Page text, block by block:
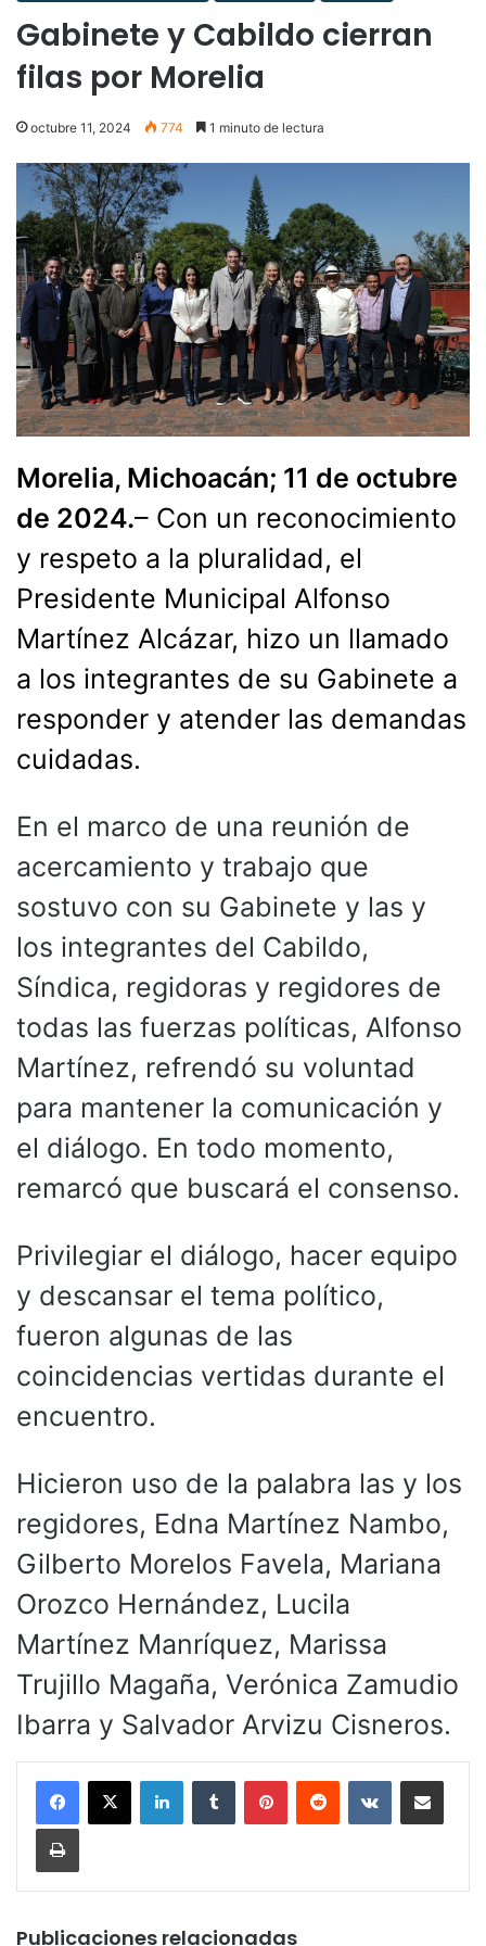
Gabinete y Cabildo cierran
filas por Morelia
octubre 11, 2024 774 1 minuto de lectura
Morelia, Michoacán; 11 de octubre
de 2024.– Con un reconocimiento
y respeto a la pluralidad, el
Presidente Municipal Alfonso
Martínez Alcázar, hizo un llamado
a los integrantes de su Gabinete a
responder y atender las demandas
cuidadas.
En el marco de una reunión de
acercamiento y trabajo que
sostuvo con su Gabinete y las y
los integrantes del Cabildo,
Síndica, regidoras y regidores de
todas las fuerzas políticas, Alfonso
Martínez, refrendó su voluntad
para mantener la comunicación y
el diálogo. En todo momento,
remarcó que buscará el consenso.
Privilegiar el diálogo, hacer equipo
y descansar el tema político,
fueron algunas de las
coincidencias vertidas durante el
encuentro.
Hicieron uso de la palabra las y los
regidores, Edna Martínez Nambo,
Gilberto Morelos Favela, Mariana
Orozco Hernández, Lucila
Martínez Manríquez, Marissa
Trujillo Magaña, Verónica Zamudio
Ibarra y Salvador Arvizu Cisneros.
LinkedInTumblr PinterestReddit VKontakteCompartir por
Imprimir
Publicaciones relacionadas